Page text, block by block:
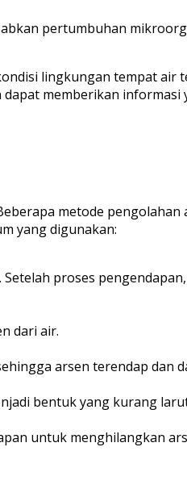
pertumbuhan
lingkungan tempat air
memberikan informasi
metode pengolahan
yang digunakan:
proses
dari air.
arsen terendap dan
bentuk yang kurang
untuk menghilangkan